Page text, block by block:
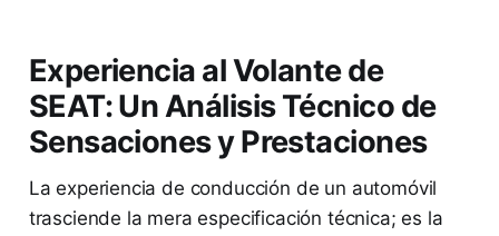
Experiencia al Volante de
SEAT: Un Análisis Técnico de
Sensaciones y Prestaciones
La experiencia de conducción de un automóvil
trasciende la mera especificación técnica; es la